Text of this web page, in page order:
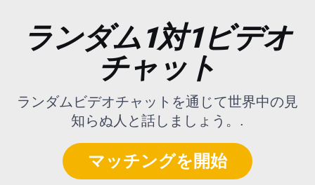
ランダム1対1ビデオ
チャット
ランダムビデオチャットを通じて世界中の見
知らぬ人と話しましょう。.
マッチングを開始